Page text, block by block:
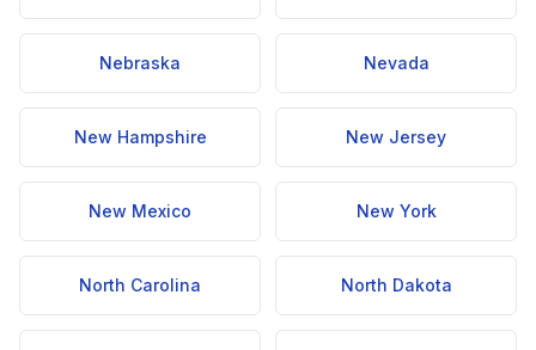
Nebraska Nevada
New Hampshire New Jersey
New Mexico New York
North Carolina North Dakota